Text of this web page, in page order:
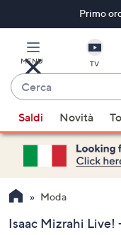
principale
Primo
MENU TV
Cerca
sono
disponibili
suggerimenti,
usa
i
freccia
Saldi Novità
Moda
Isaac Mizrahi Live!